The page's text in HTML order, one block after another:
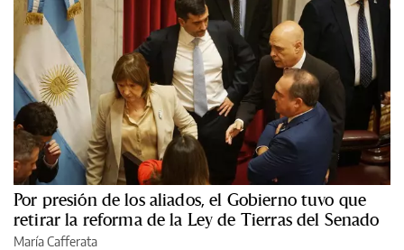
Por presión de los aliados, el Gobierno tuvo que
retirar la reforma de la Ley de Tierras del Senado
María Cafferata